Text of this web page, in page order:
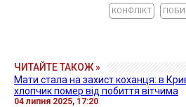
КОНФЛІКТ
ЧИТАЙТЕ ТАКОЖ »
Мати стала на захист коханця: в
хлопчик помер від побиття вітчима
04 липня 2025, 17:20